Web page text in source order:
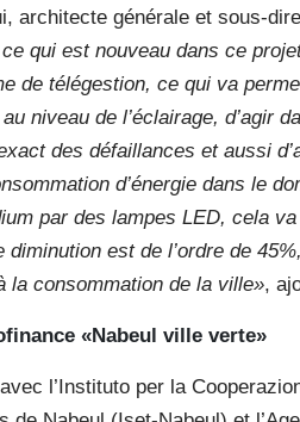
architecte générale et sous-
qui est nouveau dans ce
de télégestion, ce qui va
niveau de l’éclairage, d’agir
des défaillances et aussi
d’énergie dans le
par des lampes LED, cela
diminution est de l’ordre de
la consommation de la ville»,
«Nabeul ville verte»
l’Instituto per la